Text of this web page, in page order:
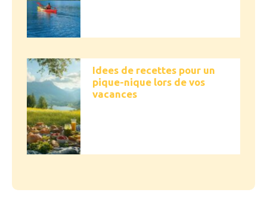
Idees de recettes pour un
pique-nique lors de vos
vacances